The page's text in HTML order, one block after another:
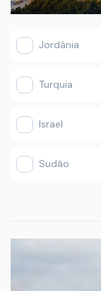
Jordânia
Turquia
Israel
Sudão